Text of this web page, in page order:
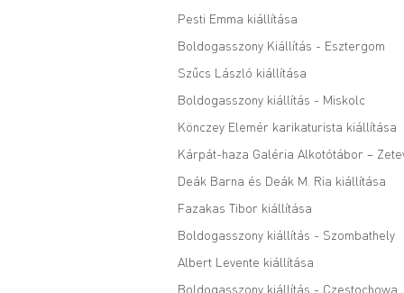
Pesti Emma kiállítása
Boldogasszony Kiállítás - Esztergom
Szűcs László kiállítása
Boldogasszony kiállítás - Miskolc
Könczey Elemér karikaturista kiállítása
Kárpát-haza Galéria Alkotótábor –
Deák Barna és Deák M. Ria kiállítása
Fazakas Tibor kiállítása
Boldogasszony kiállítás - Szombathely
Albert Levente kiállítása
Boldogasszony kiállítás - Częstochowa